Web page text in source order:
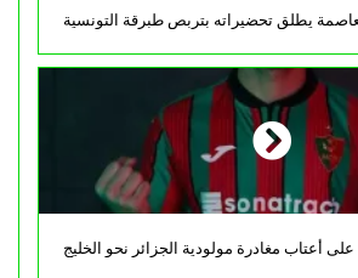
يطلق تحضيراته بتربص طبرقة التونسية
أعتاب مغادرة مولودية الجزائر نحو الخليج